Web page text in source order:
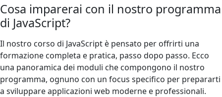
Cosa imparerai con il nostro programma
di JavaScript?
Il nostro corso di JavaScript è pensato per offrirti una
formazione completa e pratica, passo dopo passo. Ecco
una panoramica dei moduli che compongono il nostro
programma, ognuno con un focus specifico per prepararti
a sviluppare applicazioni web moderne e professionali.